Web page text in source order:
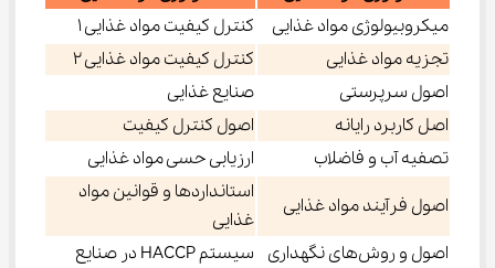
میکروبیولوژی مواد غذایی
کنترل کیفیت مواد غذایی 1
تجزیه مواد غذایی
کنترل کیفیت مواد غذایی 2
اصول سرپرستی
صنایع غذایی
اصل کاربرد رایانه
اصول کنترل کیفیت
تصفیه آب و فاضلاب
ارزیابی حسی مواد غذایی
اصول فرآیند مواد غذایی
استانداردها و قوانین مواد
غذایی
اصول و روش‌های نگهداری
سیستم HACCP در صنایع